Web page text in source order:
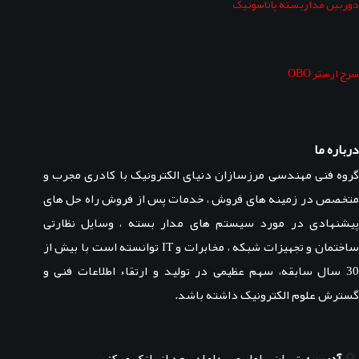
سرج ارستر OBO
درباره ما
گروه فنی مهندسی مرزسازان دنیای الکترونیک با کادری مجرب و
متخصص در زمینه های فروش ، خدمات پس از فروش راه حل های
پیشنهادی در مورد سیستم های مدار بسته ، وسایل نظارتی
ساختمان و تجهیزات شبکه ، مخابرات و IT توانسته است با بیش از
30 سال سابقه، سهم عظیمی در تولید و ارتقاء اطلاعات فنی و
گسترش علوم الکترونیک داشته باشد.